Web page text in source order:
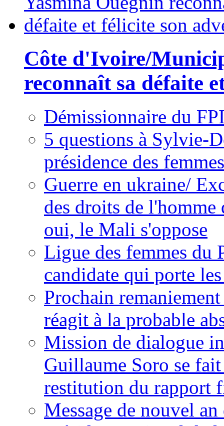
Côte d'Ivoire/
reconnaît sa défaite
Démissionnaire du
5 questions à Sylvie-
présidence des
Guerre en ukraine/
des droits de
oui, le Mali s'oppose
Ligue des femmes du
candidate qui porte
Prochain
réagit à la probable
Mission de dialogue
Guillaume Soro se
restitution du rapport
Message de nouvel